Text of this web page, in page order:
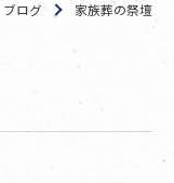
ブログ 家族葬の祭壇